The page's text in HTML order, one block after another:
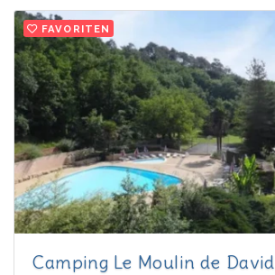
FAVORITEN
Camping Le Moulin de David